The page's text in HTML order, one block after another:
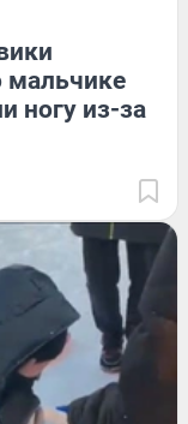
мальчике
ногу из-за